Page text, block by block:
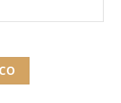
usnja (93 x 40 x 110